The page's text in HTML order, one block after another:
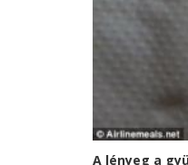
A lényeg a